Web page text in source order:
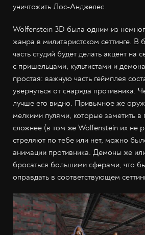
уничтожить Лос-Анджелес.
Wolfenstein 3D была одним из
жанра в милитаристском сеттинге.
часть студий будет делать акцент на
с пришельцами, культистами и
простая: важную часть геймплея
увернуться от снаряда противника.
лучше его видно. Привычное же
мелкими пулями, которые заметить
сложнее (в том же Wolfenstein их не
стреляют по тебе или нет, можно
анимации противника. Демоны же
бросаться большими сферами, что
оправдать в соответствующем